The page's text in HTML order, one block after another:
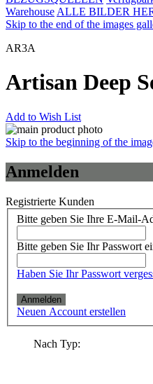
Warehouse ALLE BILDER
Skip to the end of the images
AR3A
Artisan Deep
Add to Wish List
Skip to the beginning of the
Anmelden
Registrierte Kunden
Bitte geben Sie Ihre E-Mail-
Bitte geben Sie Ihr Passwort
Haben Sie Ihr Passwort
Anmelden
Neuen Account erstellen
Nach Typ: